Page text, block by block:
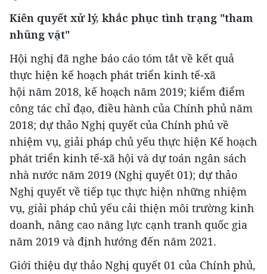
Kiên quyết xử lý, khắc phục tình trạng "tham
nhũng vặt"
Hội nghị đã nghe báo cáo tóm tắt về kết quả
thực hiện kế hoạch phát triển kinh tế-xã
hội năm 2018, kế hoạch năm 2019; kiểm điểm
công tác chỉ đạo, điều hành của Chính phủ năm
2018; dự thảo Nghị quyết của Chính phủ về
nhiệm vụ, giải pháp chủ yếu thực hiện Kế hoạch
phát triển kinh tế-xã hội và dự toán ngân sách
nhà nước năm 2019 (Nghị quyết 01); dự thảo
Nghị quyết về tiếp tục thực hiện những nhiệm
vụ, giải pháp chủ yếu cải thiện môi trường kinh
doanh, nâng cao năng lực cạnh tranh quốc gia
năm 2019 và định hướng đến năm 2021.
Giới thiệu dự thảo Nghị quyết 01 của Chính phủ,